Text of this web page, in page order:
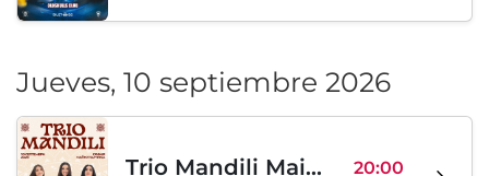
Jueves, 10 septiembre 2026
Trio Mandili Maimunarnika- Sofia 20:00